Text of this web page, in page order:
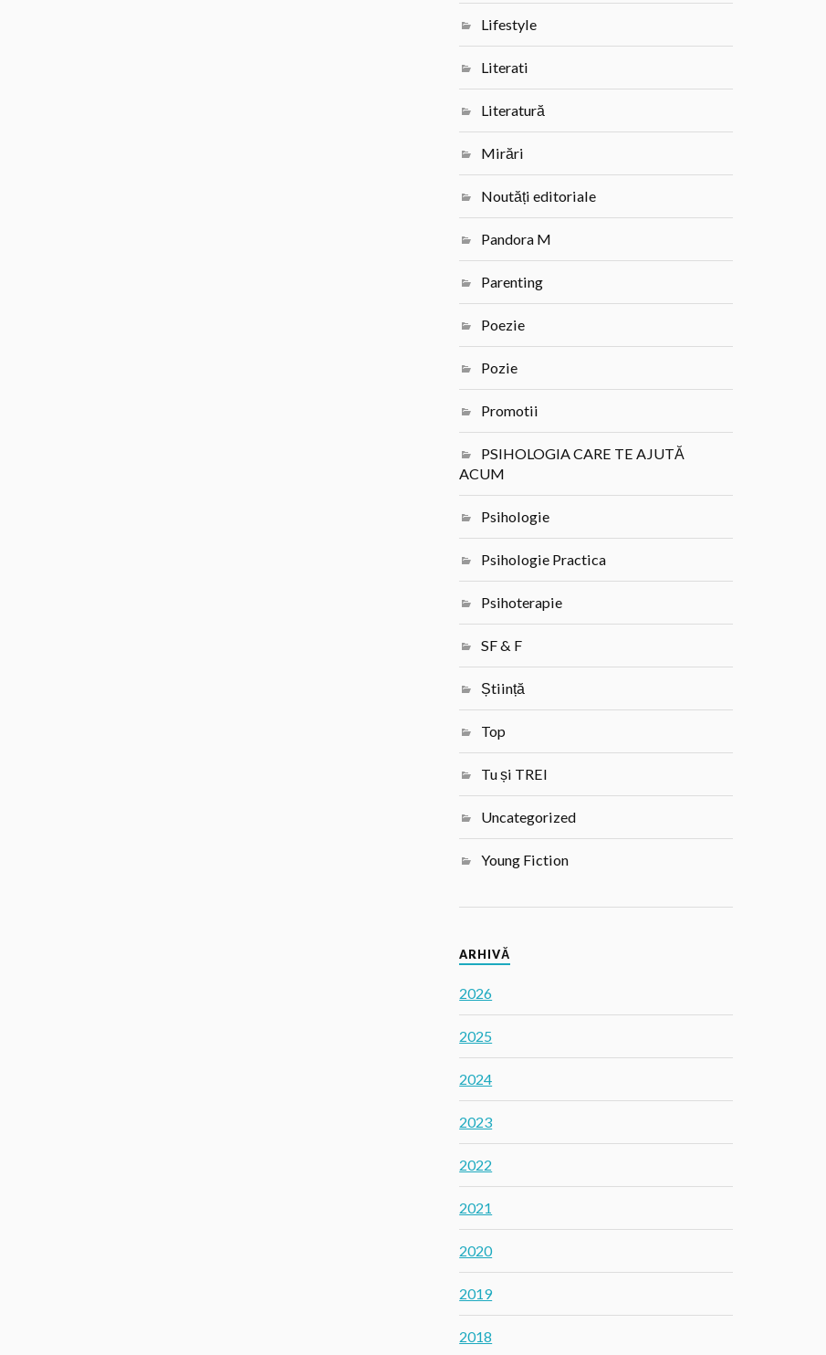
Lifestyle
Literati
Literatură
Mirări
Noutăți editoriale
Pandora M
Parenting
Poezie
Pozie
Promotii
PSIHOLOGIA CARE TE AJUTĂ
ACUM
Psihologie
Psihologie Practica
Psihoterapie
SF & F
Știință
Top
Tu și TREI
Uncategorized
Young Fiction
ARHIVĂ
2026
2025
2024
2023
2022
2021
2020
2019
2018